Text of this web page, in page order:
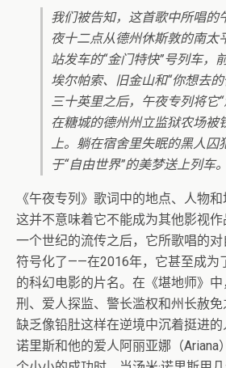
我们被告知，这首歌中所唱的
夜十二点从德州休斯敦的南太
站发车的“金门特快”号列车，
埃尔帕索、旧金山和“你想去
三十英里之后，午夜专列将它
在糖城的德州州立监狱农场被
上。躺在宿舍里失眠的黑人囚
于“自由世界”的美梦送上列车。
《午夜专列》歌词中的地点、人物
这并不意味着它不能成为其他影视
一个世纪的流传之后，它所歌唱的
符号化了——在2016年，它甚至成为
的科幻电影的片名。在《堪地师》
刑、爱人探监、警长滥权和州长赦
缺乏像铅肚这样在逆境中沉着挺进的
诺里斯和他的爱人阿丽亚娜（Ariana